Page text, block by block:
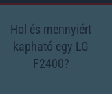
Hol és mennyiért
kapható egy LG
F2400?